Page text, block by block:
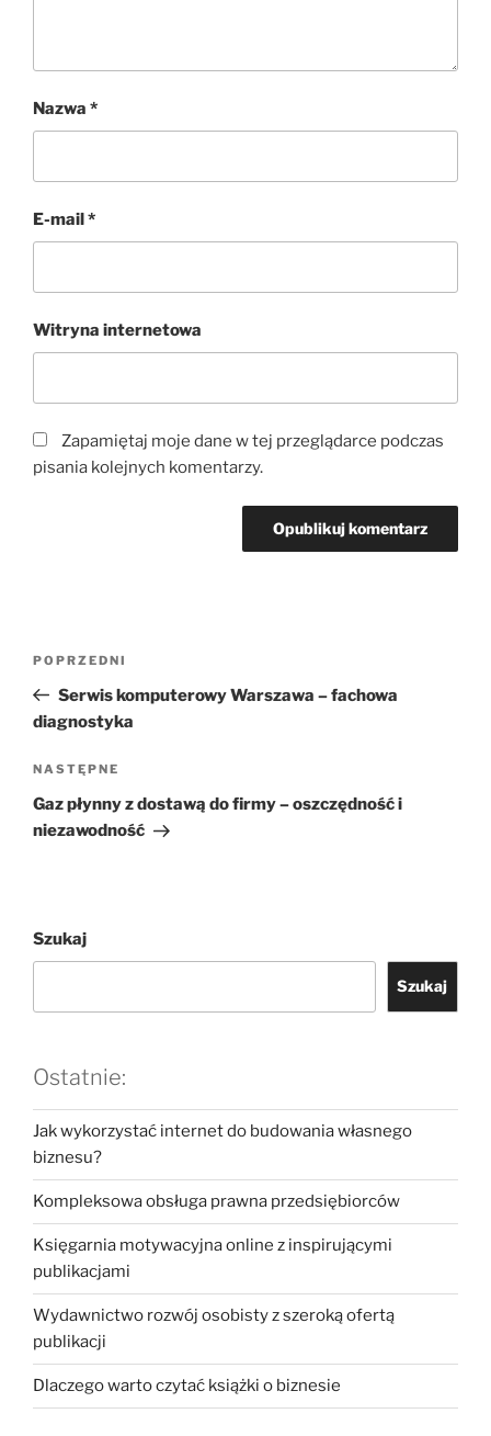
Nazwa *
E-mail*
Witryna internetowa
Zapamiętaj moje dane w tej przeglądarce podczas
pisania kolejnych komentarzy.
Poprzedni
wpis
POPRZEDNI
Serwis komputerowy Warszawa – fachowa
diagnostyka
Następny
wpis
NASTĘPNE
Gaz płynny z dostawą do firmy – oszczędność i
niezawodność
Szukaj
Szukaj
Ostatnie:
Jak wykorzystać internet do budowania własnego
biznesu?
Kompleksowa obsługa prawna przedsiębiorców
Księgarnia motywacyjna online z inspirującymi
publikacjami
Wydawnictwo rozwój osobisty z szeroką ofertą
publikacji
Dlaczego warto czytać książki o biznesie